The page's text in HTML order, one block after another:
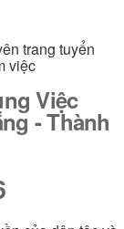
trang tuyển
việc
Việc
- Thành